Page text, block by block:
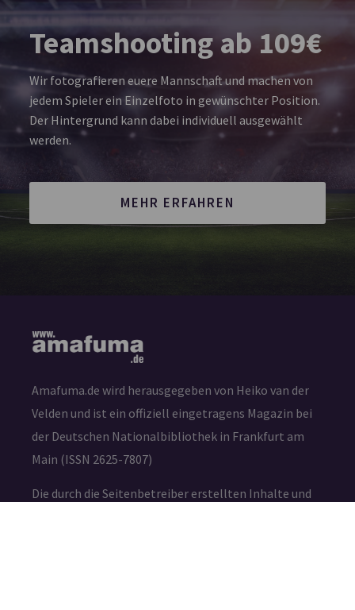
Teamshooting ab 109€
Wir fotografieren euere Mannschaft und machen von
jedem Spieler ein Einzelfoto in gewünschter Position.
Der Hintergrund kann dabei individuell ausgewählt
werden.
MEHR ERFAHREN
Amafuma.de wird herausgegeben von Heiko van der
Velden und ist ein offiziell eingetragens Magazin bei
der Deutschen Nationalbibliothek in Frankfurt am
Main (ISSN 2625-7807)
Die durch die Seitenbetreiber erstellten Inhalte und